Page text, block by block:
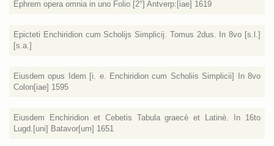
Ephrem opera omnia in uno Folio [2°] Antverp:[iae] 1619
Epicteti Enchiridion cum Scholijs Simplicij. Tomus 2dus. In 8vo [s.l.]
[s.a.]
Eiusdem opus Idem [i. e. Enchiridion cum Scholiis Simplicii] In 8vo
Colon[iae] 1595
Eiusdem Enchiridion et Cebetis Tabula graecè et Latinè. In 16to
Lugd.[uni] Batavor[um] 1651